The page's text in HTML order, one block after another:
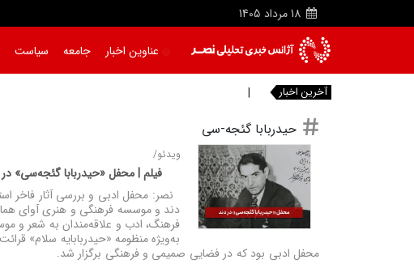
18 مرداد 1405
عناوین اخبار جامعه سیاست
آخرین اخبار |
حیدربابا گئجه-سی
ویدئو/
فیلم | محفل «حیدربابا گئجه‌سی»
نصر: محفل ادبی و بررسی آثار فاخر
دند و موسسه فرهنگی و هنری آوای
فرهنگ، ادب و علاقه‌مندان به شعر و
به‌ویژه منظومه «حیدربابایه سلام»
محفل ادبی بود که در فضایی صمیمی و فرهنگی برگزار شد.